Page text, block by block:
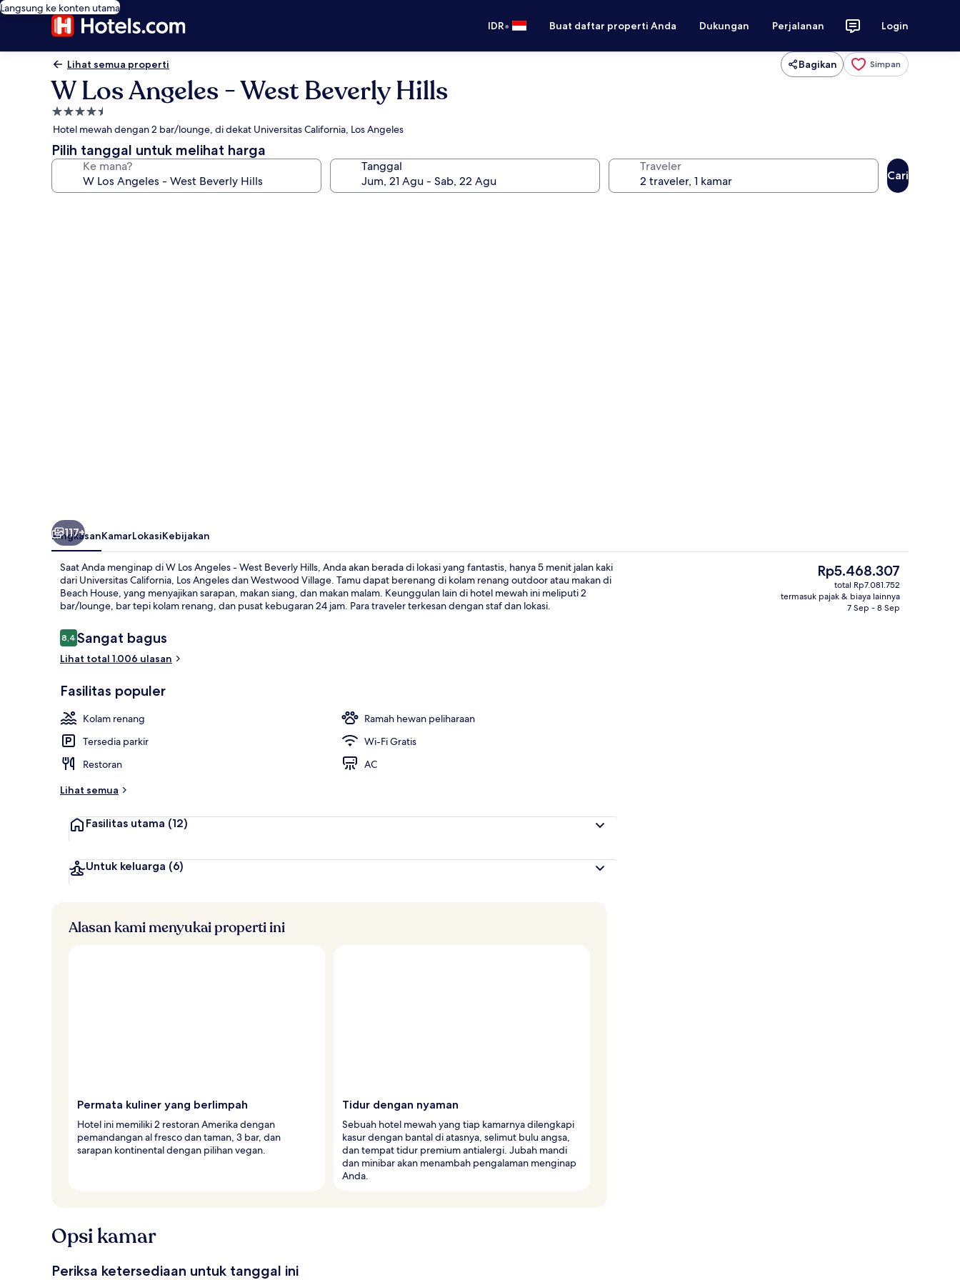
Langsung ke konten utama
IDR• Buat daftar properti Anda Dukungan Perjalanan Login
Lihat semua properti Bagikan Simpan
W Los Angeles - West Beverly Hills
Properti
bintang
4.5
Hotel mewah dengan 2 bar/lounge, di dekat Universitas California, Los Angeles
Pilih tanggal untuk melihat harga
Ke mana? Tanggal Traveler
Cari
117+
RingkasanKamarLokasiKebijakan
Saat Anda menginap di W Los Angeles - West Beverly Hills, Anda akan berada di lokasi yang fantastis, hanya 5 menit jalan kaki
dari Universitas California, Los Angeles dan Westwood Village. Tamu dapat berenang di kolam renang outdoor atau makan di
Beach House, yang menyajikan sarapan, makan siang, dan makan malam. Keunggulan lain di hotel mewah ini meliputi 2
bar/lounge, bar tepi kolam renang, dan pusat kebugaran 24 jam. Para traveler terkesan dengan staf dan lokasi.
Ulasan
8,48,4 dari 10
Sangat bagus
Lihat total 1.006 ulasan
Fasilitas populer
Kolam renang
Ramah hewan peliharaan
Tersedia parkir
Wi-Fi Gratis
Restoran
AC
Lihat semua
Fasilitas utama (12)
Untuk keluarga (6)
Harga
saat
ini
Rp5.468.307
Rp5.468.307
total Rp7.081.752
termasuk pajak & biaya lainnya
7 Sep - 8 Sep
Alasan kami menyukai properti ini
Permata kuliner yang berlimpah
Hotel ini memiliki 2 restoran Amerika dengan
pemandangan al fresco dan taman, 3 bar, dan
sarapan kontinental dengan pilihan vegan.
Tidur dengan nyaman
Sebuah hotel mewah yang tiap kamarnya dilengkapi
kasur dengan bantal di atasnya, selimut bulu angsa,
dan tempat tidur premium antialergi. Jubah mandi
dan minibar akan menambah pengalaman menginap
Anda.
Opsi kamar
Periksa ketersediaan untuk tanggal ini